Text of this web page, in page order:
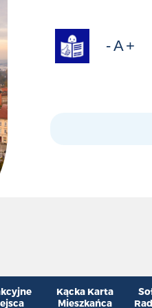
Zmniejsz rozmiar
domyślny
Zwiększ
Kącka Karta
Mieszkańca